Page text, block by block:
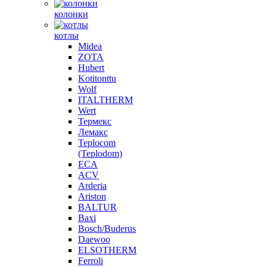
колонки
котлы
Midea
ZOTA
Hubert
Kotitonttu
Wolf
ITALTHERM
Wert
Термекс
Лемакс
Teplocom
(Teplodom)
ECA
ACV
Arderia
Ariston
BALTUR
Baxi
Bosch/Buderus
Daewoo
ELSOTHERM
Ferroli